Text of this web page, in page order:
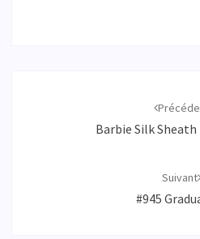
Barbie Silk Sheath
Suivant
#945